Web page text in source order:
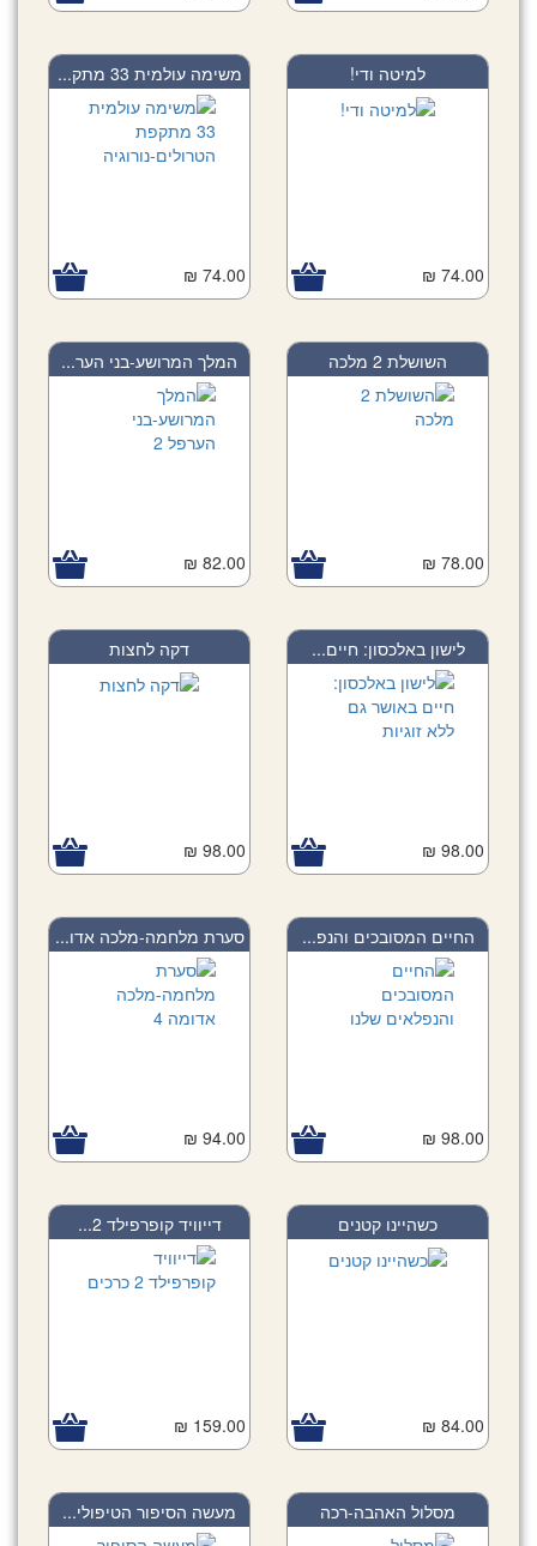
למיטה ודי!
74.00 ₪
משימה עולמית 33 מתק...
74.00 ₪
השושלת 2 מלכה
78.00 ₪
המלך המרושע-בני הער...
82.00 ₪
לישון באלכסון: חיים...
98.00 ₪
דקה לחצות
98.00 ₪
החיים המסובכים והנפ...
98.00 ₪
סערת מלחמה-מלכה אדו...
94.00 ₪
כשהיינו קטנים
84.00 ₪
דייוויד קופרפילד 2...
159.00 ₪
מסלול האהבה-רכה מעשה הסיפור הטיפולי...